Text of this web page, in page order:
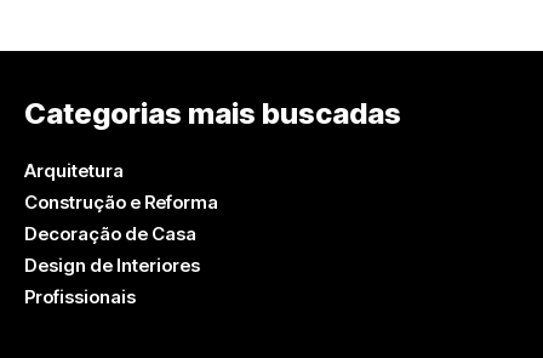
Categorias mais buscadas
Arquitetura
Construção e Reforma
Decoração de Casa
Design de Interiores
Profissionais